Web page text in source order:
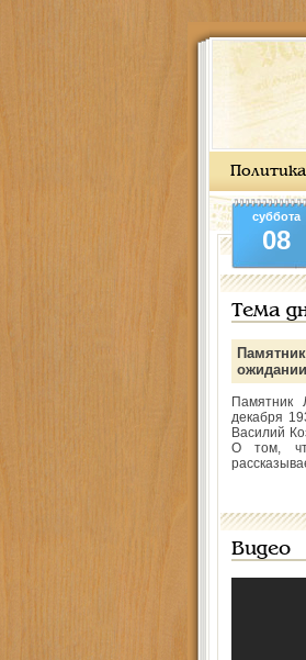
Политика
суббота
08
Тема
Памятник
декабря
Василий
О том,
Видео